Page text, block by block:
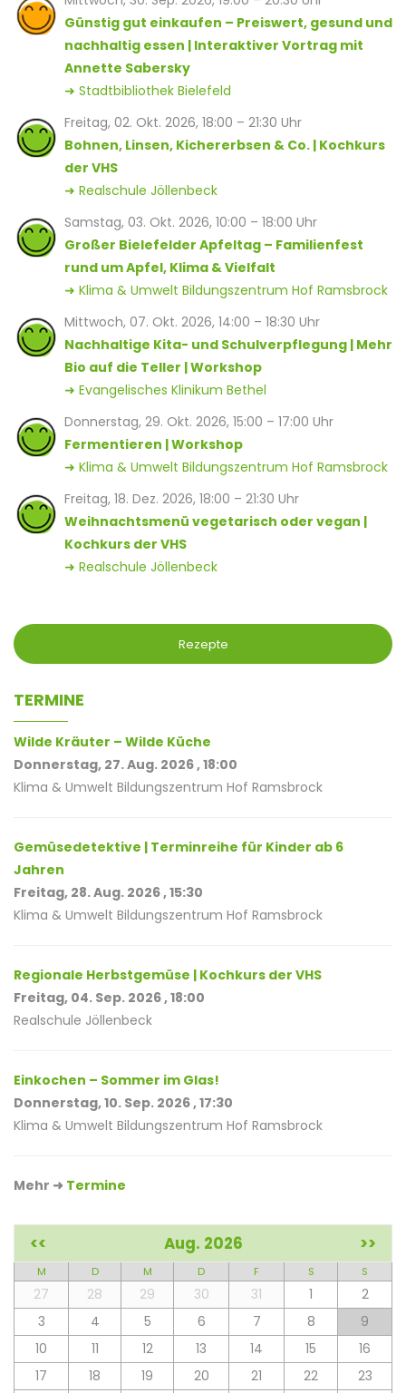
Günstig gut einkaufen – Preiswert, gesund und
nachhaltig essen | Interaktiver Vortrag mit
Annette Sabersky
➜ Stadtbibliothek Bielefeld
Freitag, 02. Okt. 2026, 18:00 – 21:30 Uhr
Bohnen, Linsen, Kichererbsen & Co. | Kochkurs
der VHS
➜ Realschule Jöllenbeck
Samstag, 03. Okt. 2026, 10:00 – 18:00 Uhr
Großer Bielefelder Apfeltag – Familienfest
rund um Apfel, Klima & Vielfalt
➜ Klima & Umwelt Bildungszentrum Hof Ramsbrock
Mittwoch, 07. Okt. 2026, 14:00 – 18:30 Uhr
Nachhaltige Kita- und Schulverpflegung | Mehr
Bio auf die Teller | Workshop
➜ Evangelisches Klinikum Bethel
Donnerstag, 29. Okt. 2026, 15:00 – 17:00 Uhr
Fermentieren | Workshop
➜ Klima & Umwelt Bildungszentrum Hof Ramsbrock
Freitag, 18. Dez. 2026, 18:00 – 21:30 Uhr
Weihnachtsmenü vegetarisch oder vegan |
Kochkurs der VHS
➜ Realschule Jöllenbeck
Rezepte
TERMINE
Wilde Kräuter – Wilde Küche
Donnerstag, 27. Aug. 2026 , 18:00
Klima & Umwelt Bildungszentrum Hof Ramsbrock
Gemüsedetektive | Terminreihe für Kinder ab 6
Jahren
Freitag, 28. Aug. 2026 , 15:30
Klima & Umwelt Bildungszentrum Hof Ramsbrock
Regionale Herbstgemüse | Kochkurs der VHS
Freitag, 04. Sep. 2026 , 18:00
Realschule Jöllenbeck
Einkochen – Sommer im Glas!
Donnerstag, 10. Sep. 2026 , 17:30
Klima & Umwelt Bildungszentrum Hof Ramsbrock
Mehr ➜ Termine
<< Aug. 2026 >>
M D M D F S S
27 28 29 30 31 1
2
3
4 5 6 7 8
9
10
11 12 13 14 15
16
17
18 19 20 21 22
23